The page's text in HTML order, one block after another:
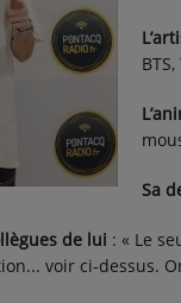
Sa
de lui : « Le
voir ci-dessus.